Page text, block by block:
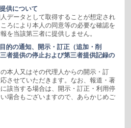
供について
データとして取得することが想定され
ろにより本人の同意等の必要な確認を
を当該第三者に提供しません。
的の通知、開示・訂正（追加・削
者提供の停止および第三者提供記録の
本人又はその代理人からの開示・訂
させていただきます。なお、報道・著
該当する場合は、開示・訂正・利用停
場合もございますので、あらかじめご